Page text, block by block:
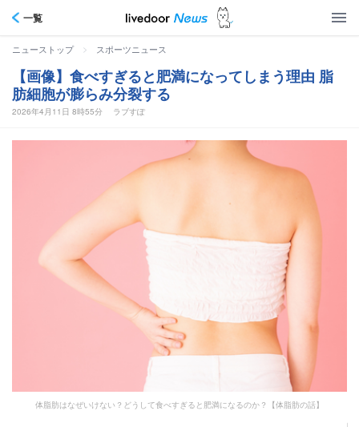
一覧
ニューストップ > スポーツニュース
【画像】食べすぎると肥満になってしまう理由 脂
肪細胞が膨らみ分裂する
2026年4月11日 8時55分 ラブすぽ
体脂肪はなぜいけない？どうして食べすぎると肥満になるのか？【体脂肪の話】